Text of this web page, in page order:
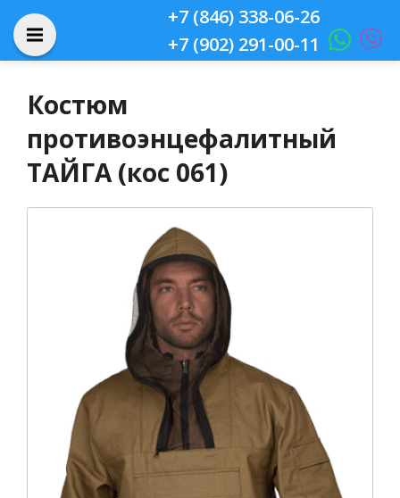
+7 (846) 338-06-26
+7 (902) 291-00-11
Костюм
противоэнцефалитный
ТАЙГА (кос 061)